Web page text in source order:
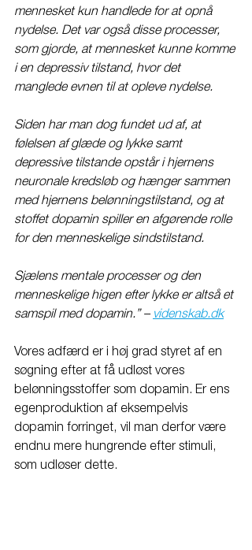
mennesket kun handlede for at opnå
nydelse. Det var også disse processer,
som gjorde, at mennesket kunne komme
i en depressiv tilstand, hvor det
manglede evnen til at opleve nydelse.
Siden har man dog fundet ud af, at
følelsen af glæde og lykke samt
depressive tilstande opstår i hjernens
neuronale kredsløb og hænger sammen
med hjernens belønningstilstand, og at
stoffet dopamin spiller en afgørende rolle
for den menneskelige sindstilstand.
Sjælens mentale processer og den
menneskelige higen efter lykke er altså et
samspil med dopamin.” – videnskab.dk
Vores adfærd er i høj grad styret af en
søgning efter at få udløst vores
belønningsstoffer som dopamin. Er ens
egenproduktion af eksempelvis
dopamin forringet, vil man derfor være
endnu mere hungrende efter stimuli,
som udløser dette.